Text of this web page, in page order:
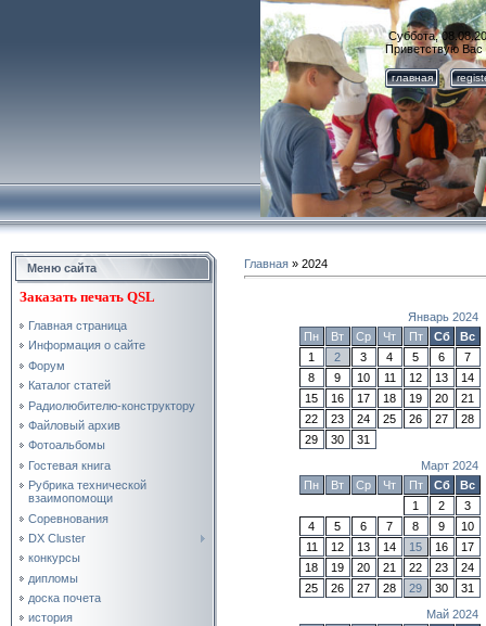
Суббота,
Приветствую Вас
главная
Меню сайта
Заказать печать QSL
Главная страница
Информация о сайте
Форум
Каталог статей
Радиолюбителю-конструктору
Файловый архив
Фотоальбомы
Гостевая книга
Рубрика технической
взаимопомощи
Соревнования
DX Cluster
конкурсы
дипломы
доска почета
история
Главная » 2024
Январь 2024
Пн
Вт Ср Чт Пт Сб
Вс
1
2 3 4 5 6
7
8
9 10 11 12 13
14
15
16 17 18 19 20
21
22
23 24 25 26 27
28
29
30
31
Март 2024
Пн
Вт Ср Чт Пт Сб
Вс
1
2
3
4
5 6 7 8 9
10
11
12 13 14 15 16
17
18
19 20 21 22 23
24
25
26 27 28 29 30
31
Май 2024